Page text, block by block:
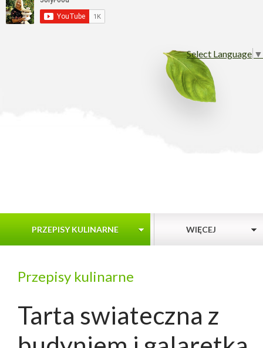
Select Language ▼
PRZEPISY KULINARNE WIĘCEJ
Przepisy kulinarne
Tarta swiateczna z